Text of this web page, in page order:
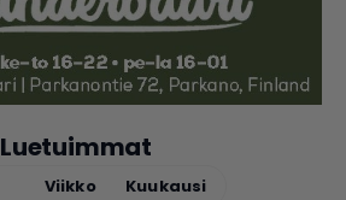
Luetuimmat
Viikko Kuukausi